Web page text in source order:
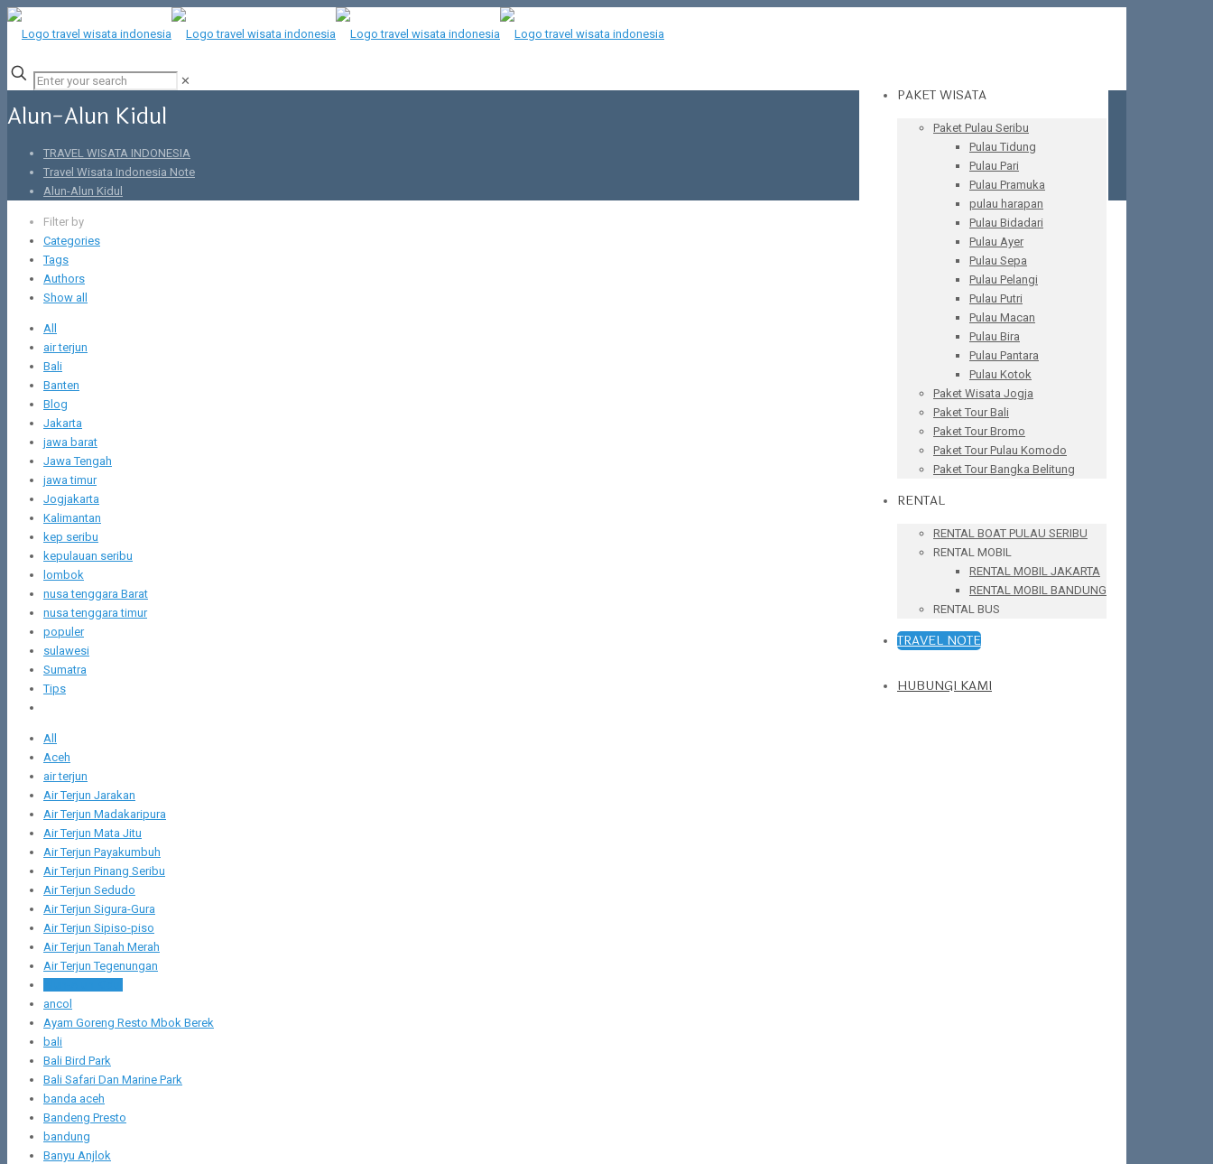
PAKET WISATA
Paket Pulau Seribu
Pulau Tidung
Pulau Pari
Pulau Pramuka
pulau harapan
Pulau Bidadari
Pulau Ayer
Pulau Sepa
Pulau Pelangi
Pulau Putri
Pulau Macan
Pulau Bira
Pulau Pantara
Pulau Kotok
Paket Wisata Jogja
Paket Tour Bali
Paket Tour Bromo
Paket Tour Pulau Komodo
Paket Tour Bangka Belitung
RENTAL
RENTAL BOAT PULAU SERIBU
RENTAL MOBIL
RENTAL MOBIL JAKARTA
RENTAL MOBIL BANDUNG
RENTAL BUS
TRAVEL NOTE
HUBUNGI KAMI
✕
Alun-Alun Kidul
TRAVEL WISATA INDONESIA
Travel Wisata Indonesia Note
Alun-Alun Kidul
Filter by
Categories
Tags
Authors
Show all
All
air terjun
Bali
Banten
Blog
Jakarta
jawa barat
Jawa Tengah
jawa timur
Jogjakarta
Kalimantan
kep seribu
kepulauan seribu
lombok
nusa tenggara Barat
nusa tenggara timur
populer
sulawesi
Sumatra
Tips
All
Aceh
air terjun
Air Terjun Jarakan
Air Terjun Madakaripura
Air Terjun Mata Jitu
Air Terjun Payakumbuh
Air Terjun Pinang Seribu
Air Terjun Sedudo
Air Terjun Sigura-Gura
Air Terjun Sipiso-piso
Air Terjun Tanah Merah
Air Terjun Tegenungan
ancol
Ayam Goreng Resto Mbok Berek
bali
Bali Bird Park
Bali Safari Dan Marine Park
banda aceh
Bandeng Presto
bandung
Banyu Anjlok